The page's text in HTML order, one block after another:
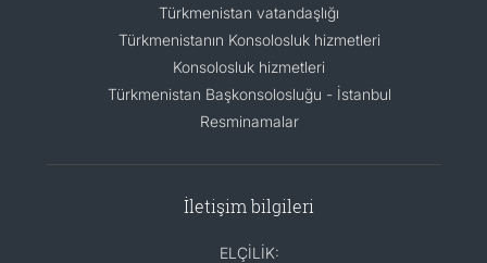
Türkmenistan vatandaşlığı
Türkmenistanın Konsolosluk hizmetleri
Konsolosluk hizmetleri
Türkmenistan Başkonsolosluğu - İstanbul
Resminamalar
İletişim bilgileri
ELÇİLİK: